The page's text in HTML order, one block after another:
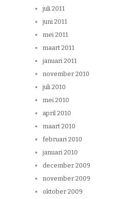
juli 2011
juni 2011
mei 2011
maart 2011
januari 2011
november 2010
juli 2010
mei 2010
april 2010
maart 2010
februari 2010
januari 2010
december 2009
november 2009
oktober 2009